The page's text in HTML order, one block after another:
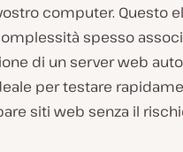
computer. Questo
spesso
di un server web
per testare
siti web senza il